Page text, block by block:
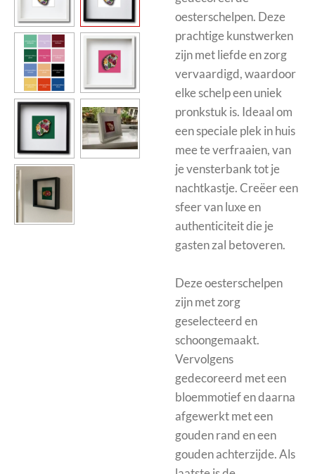
oesterschelpen. Deze
prachtige kunstwerken
zijn met liefde en zorg
vervaardigd, waardoor
elke schelp een uniek
pronkstuk is. Ideaal om
een speciale plek in huis
mee te verfraaien, van
je vensterbank tot je
nachtkastje. Creëer een
sfeer van luxe en
authenticiteit die je
gasten zal betoveren.
Deze oesterschelpen
zijn met zorg
geselecteerd en
schoongemaakt.
Vervolgens
gedecoreerd met een
bloemmotief en daarna
afgewerkt met een
gouden rand en een
gouden achterzijde. Als